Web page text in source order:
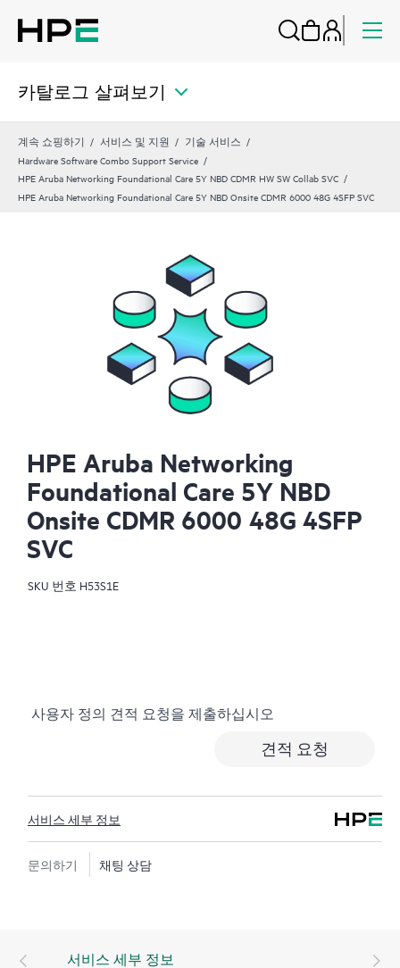
카탈로그 살펴보기
계속 쇼핑하기 서비스 및 지원
기술 서비스
Hardware Software Combo Support Service
HPE Aruba Networking Foundational Care 5Y NBD CDMR HW SW Collab SVC
HPE Aruba Networking Foundational Care 5Y NBD Onsite CDMR 6000 48G 4SFP SVC
HPE Aruba Networking
Foundational Care 5Y NBD
Onsite CDMR 6000 48G 4SFP
SVC
SKU 번호 H53S1E
사용자 정의 견적 요청을 제출하십시오
견적 요청
서비스 세부 정보
문의하기 채팅 상담
서비스 세부 정보